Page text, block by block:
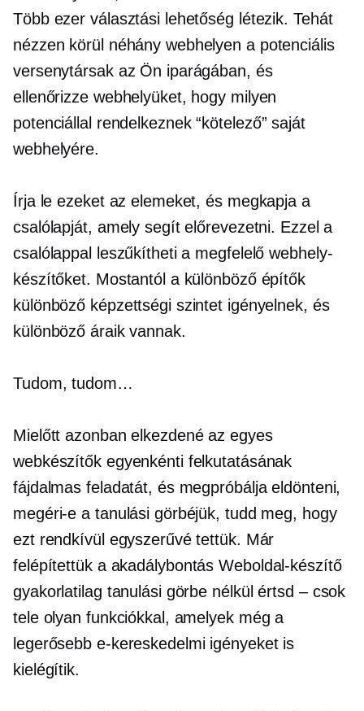
Több ezer választási lehetőség létezik. Tehát
nézzen körül néhány webhelyen a potenciális
versenytársak az Ön iparágában, és
ellenőrizze webhelyüket, hogy milyen
potenciállal rendelkeznek“kötelező” saját
webhelyére.
Írja le ezeket az elemeket, és megkapja a
csalólapját, amely segít előrevezetni. Ezzel a
csalólappal leszűkítheti a megfelelő webhely-
készítőket. Mostantól a különböző építők
különböző képzettségi szintet igényelnek, és
különböző áraik vannak.
Tudom, tudom…
Mielőtt azonban elkezdené az egyes
webkészítők egyenkénti felkutatásának
fájdalmas feladatát, és megpróbálja eldönteni,
megéri-e a tanulási görbéjük, tudd meg, hogy
ezt rendkívül egyszerűvé tettük. Már
felépítettük a akadálybontás Weboldal-készítő
gyakorlatilag tanulási görbe nélkülértsd – csok
tele olyan funkciókkal, amelyek még a
legerősebb e-kereskedelmi igényeket is
kielégítik.